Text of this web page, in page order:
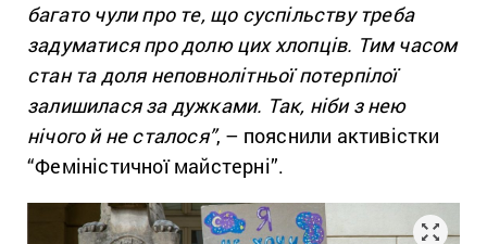
багато чули про те, що суспільству треба
задуматися про долю цих хлопців. Тим часом
стан та доля неповнолітньої потерпілої
залишилася за дужками. Так, ніби з нею
нічого й не сталося”, – пояснили активістки
“Феміністичної майстерні”.